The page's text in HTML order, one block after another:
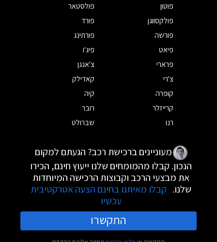
פוטון
פולסטאר
פולקסווגן
פורד
פורשה
פורתינג
פיאט
פיג'ו
פרארי
צ'אנגן
צ'רי
קאדילק
קופרה
קיה
קרייזלר
רובר
רנו
שברולט
מעוניינים ברכישת רכב? הגעתם למקום
הנכון. קבלו מהמומחים שלנו ייעוץ חינם, הכירו
את מבצעי הרכב וקבוצות הרכישה המיוחדות
שלנו. קבלו מאיתנו בחינם הצעה אטרקטיבית
עכשיו
התקשרו